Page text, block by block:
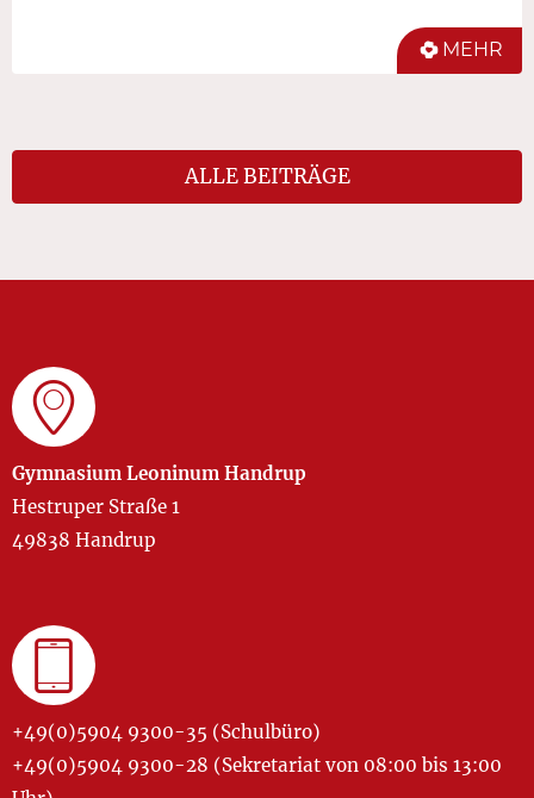
MEHR
ALLE BEITRÄGE
Gymnasium Leoninum Handrup
Hestruper Straße 1
49838 Handrup
+49(0)5904 9300-35 (Schulbüro)
+49(0)5904 9300-28 (Sekretariat von 08:00 bis 13:00